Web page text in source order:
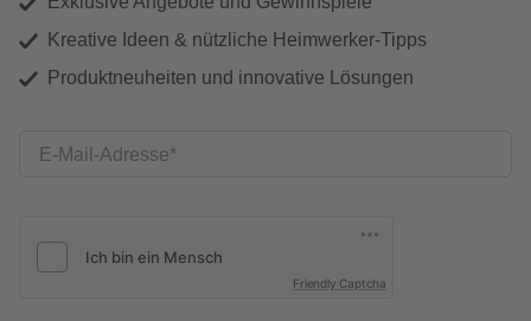
Kreative Ideen & nützliche Heimwerker-Tipps
Produktneuheiten und innovative Lösungen
E-Mail-Adresse
Friendly Captcha